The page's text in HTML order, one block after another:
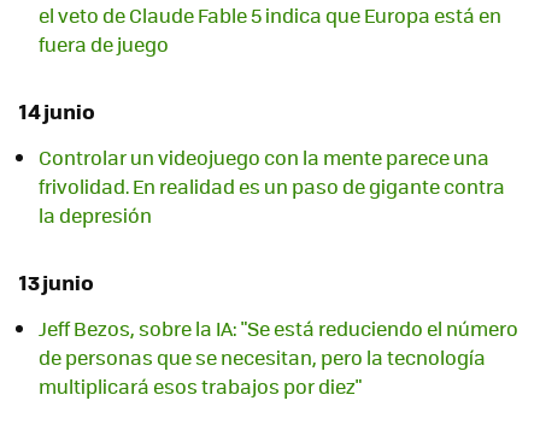
el veto de Claude Fable 5 indica que Europa está en
fuera de juego
14 junio
Controlar un videojuego con la mente parece una
frivolidad. En realidad es un paso de gigante contra
la depresión
13 junio
Jeff Bezos, sobre la IA: "Se está reduciendo el número
de personas que se necesitan, pero la tecnología
multiplicará esos trabajos por diez"